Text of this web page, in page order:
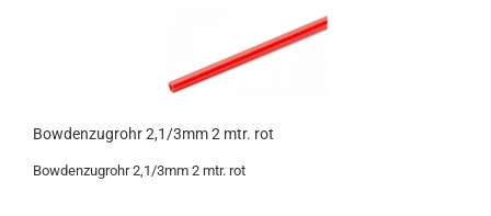
Bowdenzugrohr 2,1/3mm 2 mtr. rot
Bowdenzugrohr 2,1/3mm 2 mtr. rot